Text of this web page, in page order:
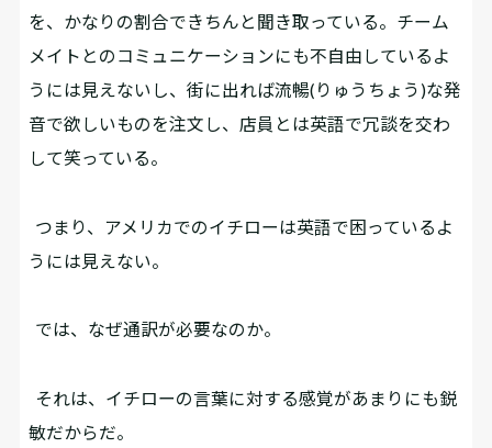
を、かなりの割合できちんと聞き取っている。チーム
メイトとのコミュニケーションにも不自由しているよ
うには見えないし、街に出れば流暢(りゅうちょう)な発
音で欲しいものを注文し、店員とは英語で冗談を交わ
して笑っている。
つまり、アメリカでのイチローは英語で困っているよ
うには見えない。
では、なぜ通訳が必要なのか。
それは、イチローの言葉に対する感覚があまりにも鋭
敏だからだ。